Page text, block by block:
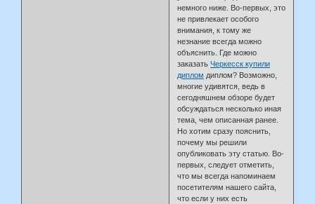
немного ниже. Во-первых, это
не привлекает особого
внимания, к тому же
незнание всегда можно
объяснить. Где можно
заказатьЧеркесск купили
диплом диплом? Возможно,
многие удивятся, ведь в
сегодняшнем обзоре будет
обсуждаться несколько иная
тема, чем описанная ранее.
Но хотим сразу пояснить,
почему мы решили
опубликовать эту статью. Во-
первых, следует отметить,
что мы всегда напоминаем
посетителям нашего сайта,
что если у них есть